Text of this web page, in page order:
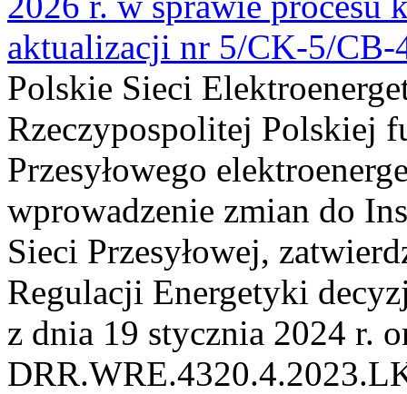
aktualizacji nr 5/CK-5/CB-
Polskie Sieci
Rzeczypospolitej Polskiej
Przesyłowego
wprowadzenie zmian do
Sieci Przesyłowej,
Regulacji Energetyki
z dnia 19 stycznia 2024 r.